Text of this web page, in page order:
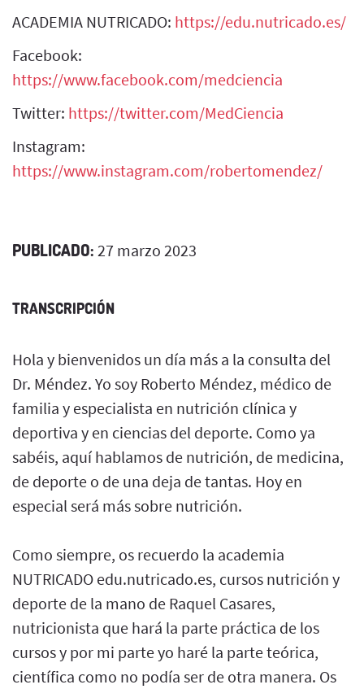
ACADEMIA NUTRICADO: https://edu.nutricado.es/
Facebook:
https://www.facebook.com/medciencia
Twitter: https://twitter.com/MedCiencia
Instagram:
https://www.instagram.com/robertomendez/
PUBLICADO: 27 marzo 2023
TRANSCRIPCIÓN
Hola y bienvenidos un día más a la consulta del
Dr. Méndez. Yo soy Roberto Méndez, médico de
familia y especialista en nutrición clínica y
deportiva y en ciencias del deporte. Como ya
sabéis, aquí hablamos de nutrición, de medicina,
de deporte o de una deja de tantas. Hoy en
especial será más sobre nutrición.
Como siempre, os recuerdo la academia
NUTRICADO edu.nutricado.es, cursos nutrición y
deporte de la mano de Raquel Casares,
nutricionista que hará la parte práctica de los
cursos y por mi parte yo haré la parte teórica,
científica como no podía ser de otra manera. Os